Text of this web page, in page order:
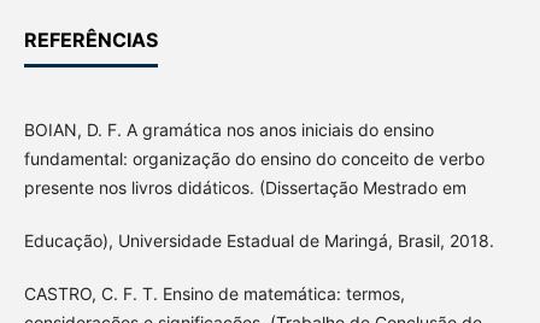
REFERÊNCIAS
BOIAN, D. F. A gramática nos anos iniciais do ensino
fundamental: organização do ensino do conceito de verbo
presente nos livros didáticos. (Dissertação Mestrado em
Educação), Universidade Estadual de Maringá, Brasil, 2018.
CASTRO, C. F. T. Ensino de matemática: termos,